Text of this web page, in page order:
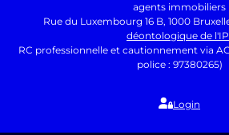
agents immobiliers
Rue du Luxembourg 16 B, 1000
déontologique de
RC professionnelle et cautionnement via
police : 97380265)
Login